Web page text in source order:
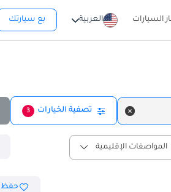
السيارات العربية بع سيارتك
تصفية الخيارات 3
المواصفات الإقليمية
حفظ